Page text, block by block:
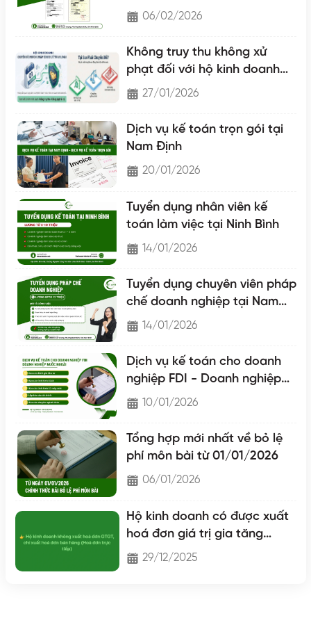
Định - Hà Nam - Ninh Binh)
06/02/2026
Không truy thu không xử
phạt đối với hộ kinh doanh
chuyển lên hộ khoán
27/01/2026
Dịch vụ kế toán trọn gói tại
Nam Định
20/01/2026
Tuyển dụng nhân viên kế
toán làm việc tại Ninh Bình
14/01/2026
Tuyển dụng chuyên viên pháp
chế doanh nghiệp tại Nam
Định14/01/2026
Dịch vụ kế toán cho doanh
nghiệp FDI - Doanh nghiệp
nước ngoài
10/01/2026
Tổng hợp mới nhất về bỏ lệ
phí môn bài từ 01/01/2026
06/01/2026
Hộ kinh doanh có được xuất
hoá đơn giá trị gia tăng
không?
29/12/2025